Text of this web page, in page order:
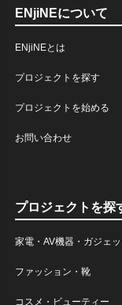
ENjiNEについて
ENjiNEとは
プロジェクトを探す
プロジェクトを始める
お問い合わせ
プロジェクトを探
家電・AV機器・ガジェッ
ファッション・靴
コスメ・ビューティー